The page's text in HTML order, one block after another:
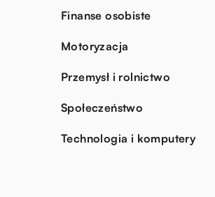
Finanse osobiste
Motoryzacja
Przemysł i rolnictwo
Społeczeństwo
Technologia i komputery